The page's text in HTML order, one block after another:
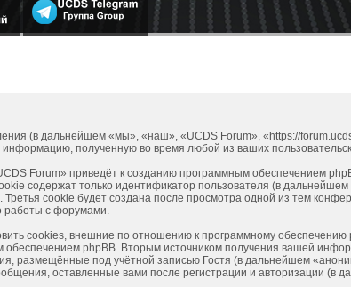
(в дальнейшем «мы», «наш», «UCDS Forum», «https://
полученную во время любой из ваших
Forum» приведёт к созданию программным обеспечением
содержат только идентификатор пользователя (в
cookie будет создана после просмотра одной из тем
работы с форумами.
cookies, внешние по отношению к программному обеспечению
обеспечением phpBB. Вторым источником получения вашей
размещённые под учётной записью Гостя (в дальнейшем
оставленные вами после регистрации и авторизации (в